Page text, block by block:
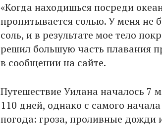
«Когда находишься посреди
пропитывается солью. У меня не
соль, и в результате мое тело
решил большую часть плавания
в сообщении на сайте.
Путешествие Уилана началось 7
110 дней, однако с самого
погода: гроза, проливные дожди